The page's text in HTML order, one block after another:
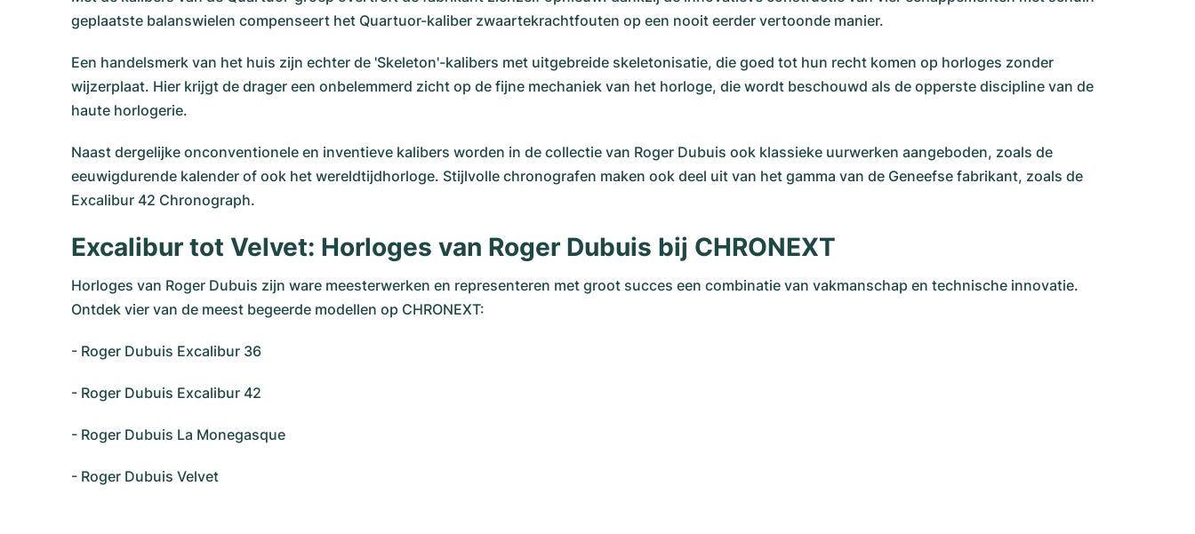
geplaatste balanswielen compenseert het Quartuor-kaliber zwaartekrachtfouten op een nooit eerder vertoonde manier.
Een handelsmerk van het huis zijn echter de 'Skeleton'-kalibers met uitgebreide skeletonisatie, die goed tot hun recht komen op horloges zonder
wijzerplaat. Hier krijgt de drager een onbelemmerd zicht op de fijne mechaniek van het horloge, die wordt beschouwd als de opperste discipline van de
haute horlogerie.
Naast dergelijke onconventionele en inventieve kalibers worden in de collectie van Roger Dubuis ook klassieke uurwerken aangeboden, zoals de
eeuwigdurende kalender of ook het wereldtijdhorloge. Stijlvolle chronografen maken ook deel uit van het gamma van de Geneefse fabrikant, zoals de
Excalibur 42 Chronograph.
Excalibur tot Velvet: Horloges van Roger Dubuis bij CHRONEXT
Horloges van Roger Dubuis zijn ware meesterwerken en representeren met groot succes een combinatie van vakmanschap en technische innovatie.
Ontdek vier van de meest begeerde modellen op CHRONEXT:
- Roger Dubuis Excalibur 36
- Roger Dubuis Excalibur 42
- Roger Dubuis La Monegasque
- Roger Dubuis Velvet